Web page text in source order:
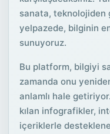
sanata, teknolojiden
yelpazede, bilginin
sunuyoruz.
Bu platform, bilgiyi
zamanda onu
anlamlı hale
kılan infografikler,
içeriklerle